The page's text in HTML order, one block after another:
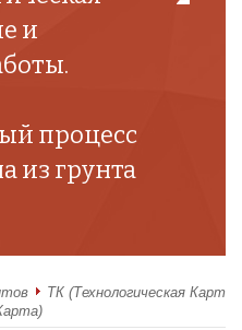
и
процесс
из грунта
ТК (Технологическая Карта)